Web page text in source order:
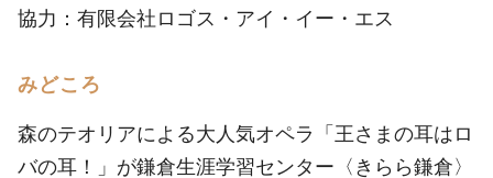
協力：有限会社ロゴス・アイ・イー・エス
みどころ
森のテオリアによる大人気オペラ「王さまの耳はロ
バの耳！」が鎌倉生涯学習センター〈きらら鎌倉〉